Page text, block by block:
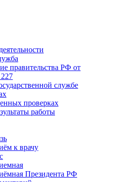
правительства РФ от
службе
проверках
работы
к врачу
Президента РФ